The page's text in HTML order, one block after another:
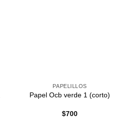
PAPELILLOS
Papel Ocb verde 1 (corto)
$700